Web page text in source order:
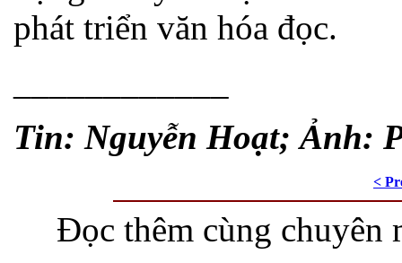
phát triển văn hóa đọc.
Tin: Nguyễn Hoạt; Ảnh:
<
Đọc thêm cùng chuyên